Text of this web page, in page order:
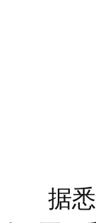
据悉